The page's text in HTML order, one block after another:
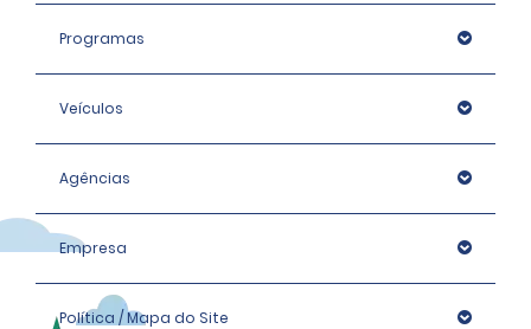
Programas
Veículos
Agências
Empresa
Política / Mapa do Site